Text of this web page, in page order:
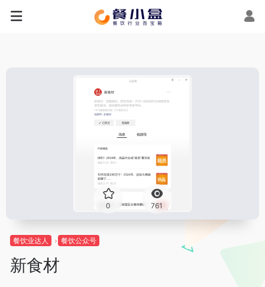
0 761
餐饮业达人 餐饮公众号
新食材